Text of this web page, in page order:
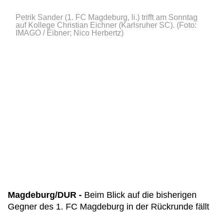
Petrik Sander (1. FC Magdeburg, li.) trifft am Sonntag
auf Kollege Christian Eichner (Karlsruher SC). (Foto:
IMAGO / Eibner; Nico Herbertz)
Magdeburg/DUR - Beim Blick auf die bisherigen
Gegner des 1. FC Magdeburg in der Rückrunde fällt